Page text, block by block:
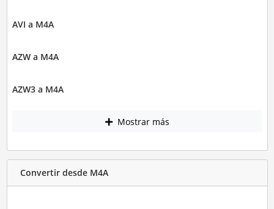
AVI a M4A
AZW a M4A
AZW3 a M4A
Mostrar más
Convertir desde M4A